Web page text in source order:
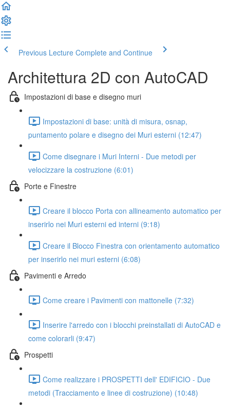
Previous Lecture Complete and Continue
Architettura 2D con AutoCAD
Impostazioni di base e disegno muri
Impostazioni di base: unità di misura, osnap,
puntamento polare e disegno dei Muri esterni (12:47)
Come disegnare i Muri Interni - Due metodi per
velocizzare la costruzione (6:01)
Porte e Finestre
Creare il blocco Porta con allineamento automatico per
inserirlo nei Muri esterni ed interni (9:18)
Creare il Blocco Finestra con orientamento automatico
per inserirlo nei muri esterni (6:08)
Pavimenti e Arredo
Come creare i Pavimenti con mattonelle (7:32)
Inserire l'arredo con i blocchi preinstallati di AutoCAD e
come colorarli (9:47)
Prospetti
Come realizzare i PROSPETTI dell' EDIFICIO - Due
metodi (Tracciamento e linee di costruzione) (10:48)